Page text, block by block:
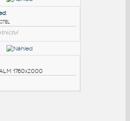
postel
:
lůžko - nemocnice